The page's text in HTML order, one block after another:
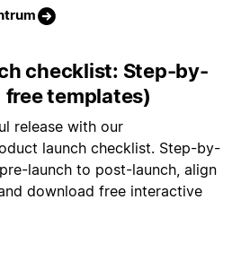
checklist: Step-by-
templates)
release with our
launch checklist. Step-by-
launch to post-launch, align
download free interactive